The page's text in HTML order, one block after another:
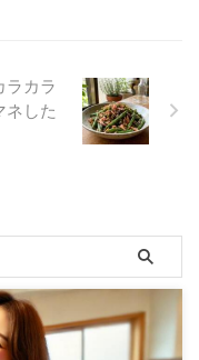
ラカラ
ネした